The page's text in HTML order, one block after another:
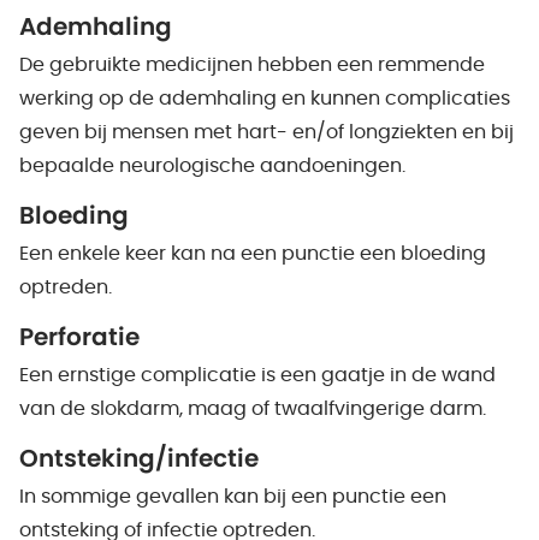
Ademhaling
De gebruikte medicijnen hebben een remmende
werking op de ademhaling en kunnen complicaties
geven bij mensen met hart- en/of longziekten en bij
bepaalde neurologische aandoeningen.
Bloeding
Een enkele keer kan na een punctie een bloeding
optreden.
Perforatie
Een ernstige complicatie is een gaatje in de wand
van de slokdarm, maag of twaalfvingerige darm.
Ontsteking/infectie
In sommige gevallen kan bij een punctie een
ontsteking of infectie optreden.